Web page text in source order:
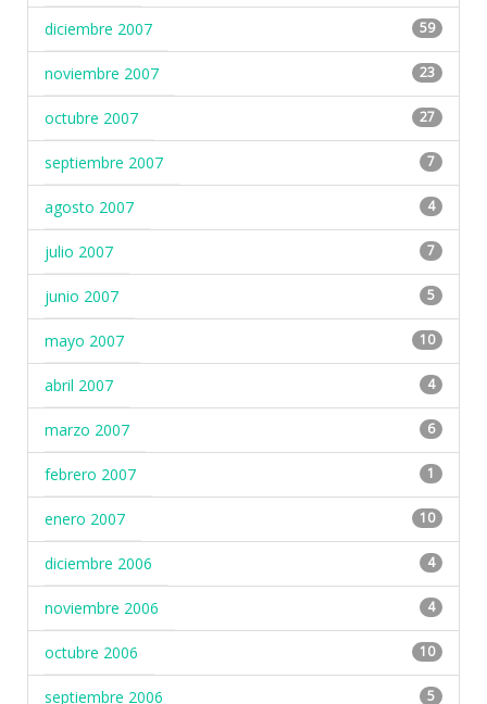
diciembre 2007 59
noviembre 2007 23
octubre 2007 27
septiembre 2007 7
agosto 2007 4
julio 2007 7
junio 2007 5
mayo 2007 10
abril 2007 4
marzo 2007 6
febrero 2007 1
enero 2007 10
diciembre 2006 4
noviembre 2006 4
octubre 2006 10
septiembre 2006 5